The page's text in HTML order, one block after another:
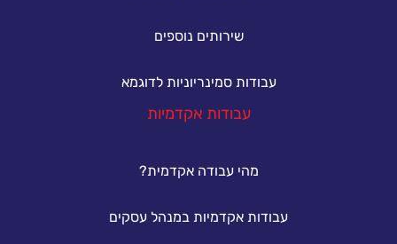
שירותים נוספים
עבודות סמינריוניות לדוגמא
עבודות אקדמיות
מהי עבודה אקדמית?
עבודות אקדמיות במנהל עסקים